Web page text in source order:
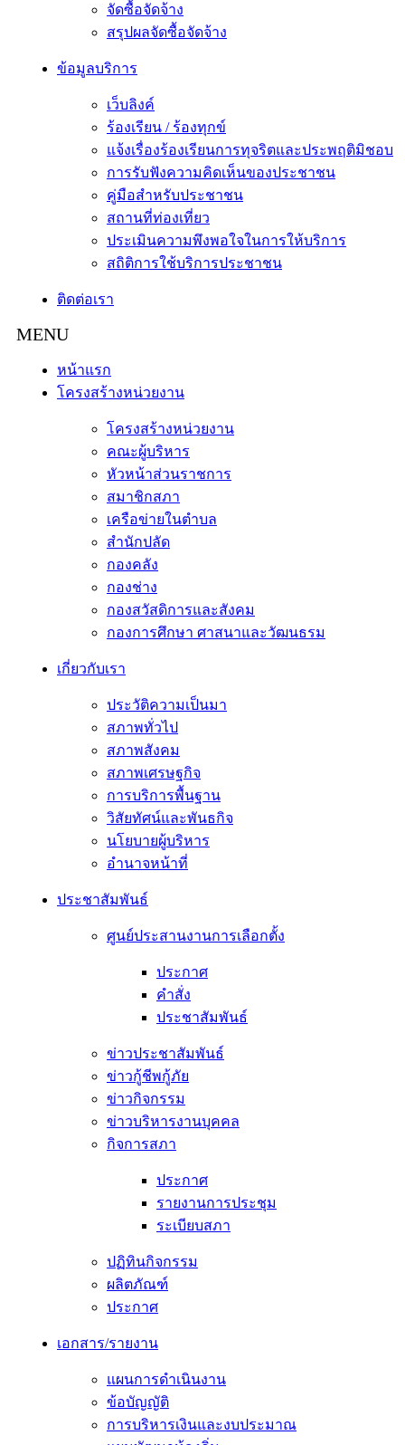
จัดซื้อจัดจ้าง
สรุปผลจัดซื้อจัดจ้าง
ข้อมูลบริการ
เว็บลิงค์
ร้องเรียน / ร้องทุกข์
แจ้งเรื่องร้องเรียนการทุจริตและประพฤติมิชอบ
การรับฟังความคิดเห็นของประชาชน
คู่มือสำหรับประชาชน
สถานที่ท่องเที่ยว
ประเมินความพึงพอใจในการให้บริการ
สถิติการใช้บริการประชาชน
ติดต่อเรา
หน้าแรก
โครงสร้างหน่วยงาน
โครงสร้างหน่วยงาน
คณะผู้บริหาร
หัวหน้าส่วนราชการ
สมาชิกสภา
เครือข่ายในตำบล
สำนักปลัด
กองคลัง
กองช่าง
กองสวัสดิการและสังคม
กองการศึกษา ศาสนาและวัฒนธรม
เกี่ยวกับเรา
ประวัติความเป็นมา
สภาพทั่วไป
สภาพสังคม
สภาพเศรษฐกิจ
การบริการพื้นฐาน
วิสัยทัศน์และพันธกิจ
นโยบายผู้บริหาร
อํานาจหน้าที่
ประชาสัมพันธ์
ศูนย์ประสานงานการเลือกตั้ง
ประกาศ
คำสั่ง
ประชาสัมพันธ์
ข่าวประชาสัมพันธ์
ข่าวกู้ชีพกู้ภัย
ข่าวกิจกรรม
ข่าวบริหารงานบุคคล
กิจการสภา
ประกาศ
รายงานการประชุม
ระเบียบสภา
ปฏิทินกิจกรรม
ผลิตภัณฑ์
ประกาศ
เอกสาร/รายงาน
แผนการดำเนินงาน
ข้อบัญญัติ
การบริหารเงินและงบประมาณ